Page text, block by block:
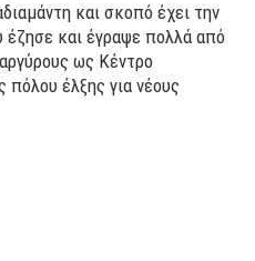
και σκοπό έχει την
έζησε και έγραψε πολλά από
ως Κέντρο
έλξης για νέους